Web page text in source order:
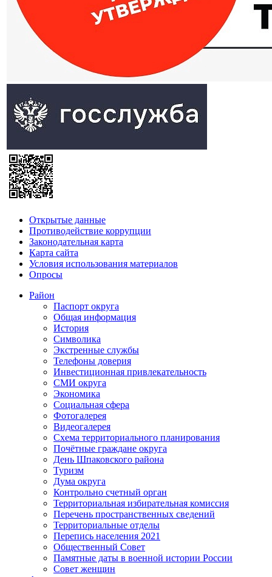
Открытые данные
Противодействие коррупции
Законодательная карта
Карта сайта
Условия использования материалов
Опросы
Район
Паспорт округа
Общая информация
История
Символика
Экстренные службы
Телефоны доверия
Инвестиционная привлекательность
СМИ округа
Экономика
Социальная сфера
Фотогалерея
Видеогалерея
Схема территориального планирования
Почётные граждане округа
День Шпаковского района
Туризм
Дума округа
Контрольно счетный орган
Территориальная избирательная комиссия
Перечень пространственных сведений
Территориальные отделы
Перепись населения 2021
Общественный Совет
Памятные даты в военной истории России
Совет женщин